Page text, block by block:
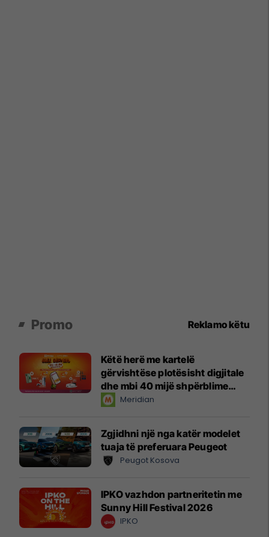
Promo Reklamo këtu
Këtë herë me kartelë
gërvishtëse plotësisht digjitale
dhe mbi 40 mijë shpërblime
instant!Meridian
Zgjidhni një nga katër modelet
tuaja të preferuara Peugeot
Peugot Kosova
IPKO vazhdon partneritetin me
Sunny Hill Festival 2026
IPKO